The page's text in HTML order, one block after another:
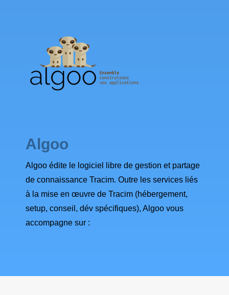
Algoo
Algoo édite le logiciel libre de gestion et partage
de connaissance Tracim. Outre les services liés
à la mise en œuvre de Tracim (hébergement,
setup, conseil, dév spécifiques), Algoo vous
accompagne sur :